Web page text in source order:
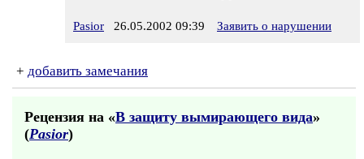
Pasior 26.05.2002 09:39 Заявить о нарушении
+ добавить замечания
Рецензия на «В защиту вымирающего вида»
(Pasior)